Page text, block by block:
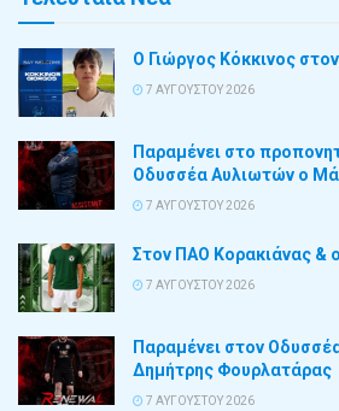
Ο Γιώργος Κόκκινος
7 ΑΥΓΟΎΣΤΟΥ 2026
Παραμένει στο
Οδυσσέα Αυλιωτών ο
7 ΑΥΓΟΎΣΤΟΥ 2026
Στον ΠΑΟ Κορακιάνας &
7 ΑΥΓΟΎΣΤΟΥ 2026
Παραμένει στον
Δημήτρης Φουρλατάρας
7 ΑΥΓΟΎΣΤΟΥ 2026